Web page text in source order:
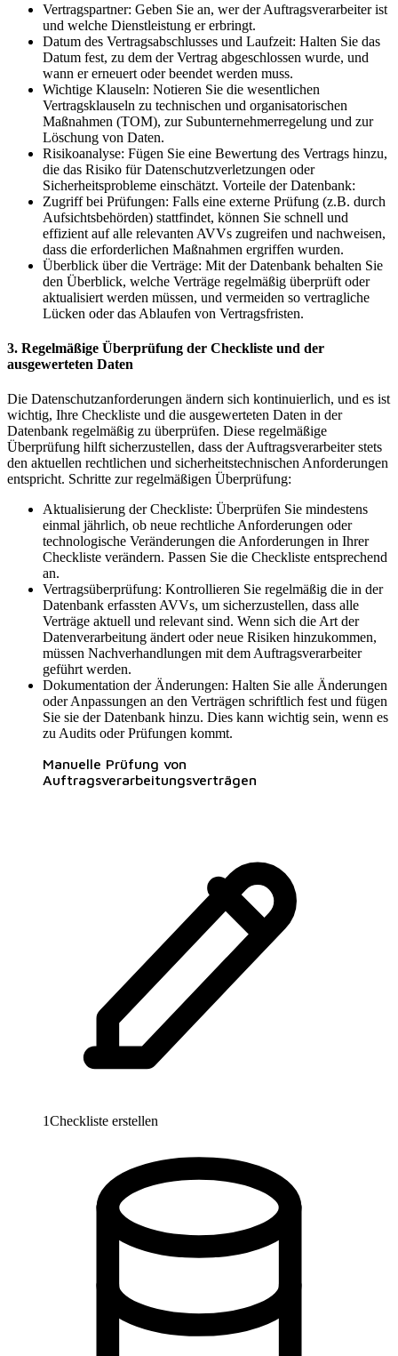
Vertragspartner: Geben Sie an, wer der Auftragsverarbeiter ist
und welche Dienstleistung er erbringt.
Datum des Vertragsabschlusses und Laufzeit: Halten Sie das
Datum fest, zu dem der Vertrag abgeschlossen wurde, und
wann er erneuert oder beendet werden muss.
Wichtige Klauseln: Notieren Sie die wesentlichen
Vertragsklauseln zu technischen und organisatorischen
Maßnahmen (TOM), zur Subunternehmerregelung und zur
Löschung von Daten.
Risikoanalyse: Fügen Sie eine Bewertung des Vertrags hinzu,
die das Risiko für Datenschutzverletzungen oder
Sicherheitsprobleme einschätzt. Vorteile der Datenbank:
Zugriff bei Prüfungen: Falls eine externe Prüfung (z.B. durch
Aufsichtsbehörden) stattfindet, können Sie schnell und
effizient auf alle relevanten AVVs zugreifen und nachweisen,
dass die erforderlichen Maßnahmen ergriffen wurden.
Überblick über die Verträge: Mit der Datenbank behalten Sie
den Überblick, welche Verträge regelmäßig überprüft oder
aktualisiert werden müssen, und vermeiden so vertragliche
Lücken oder das Ablaufen von Vertragsfristen.
3. Regelmäßige Überprüfung der Checkliste und der
ausgewerteten Daten
Die Datenschutzanforderungen ändern sich kontinuierlich, und es ist
wichtig, Ihre Checkliste und die ausgewerteten Daten in der
Datenbank regelmäßig zu überprüfen. Diese regelmäßige
Überprüfung hilft sicherzustellen, dass der Auftragsverarbeiter stets
den aktuellen rechtlichen und sicherheitstechnischen Anforderungen
entspricht. Schritte zur regelmäßigen Überprüfung:
Aktualisierung der Checkliste: Überprüfen Sie mindestens
einmal jährlich, ob neue rechtliche Anforderungen oder
technologische Veränderungen die Anforderungen in Ihrer
Checkliste verändern. Passen Sie die Checkliste entsprechend
an.
Vertragsüberprüfung: Kontrollieren Sie regelmäßig die in der
Datenbank erfassten AVVs, um sicherzustellen, dass alle
Verträge aktuell und relevant sind. Wenn sich die Art der
Datenverarbeitung ändert oder neue Risiken hinzukommen,
müssen Nachverhandlungen mit dem Auftragsverarbeiter
geführt werden.
Dokumentation der Änderungen: Halten Sie alle Änderungen
oder Anpassungen an den Verträgen schriftlich fest und fügen
Sie sie der Datenbank hinzu. Dies kann wichtig sein, wenn es
zu Audits oder Prüfungen kommt.
Manuelle Prüfung von
Auftragsverarbeitungsverträgen
1Checkliste erstellen